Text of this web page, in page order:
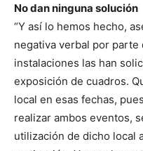
No dan ninguna solución
“Y así lo hemos hecho,
negativa verbal por parte
instalaciones las han
exposición de cuadros.
local en esas fechas,
realizar ambos eventos,
utilización de dicho local